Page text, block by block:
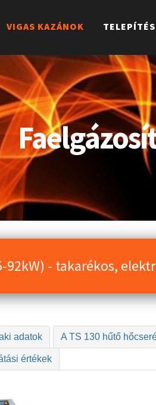
VIGAS KAZÁNOK TELEPÍTÉS
92kW) - takarékos,
adatok A TS 130 hűtő
értékek